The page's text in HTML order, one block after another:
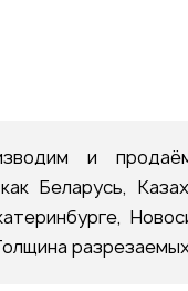
и
Беларусь,